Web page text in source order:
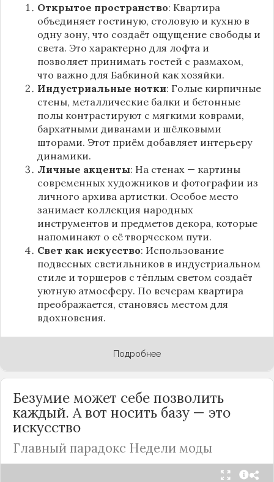
Открытое пространство: Квартира
объединяет гостиную, столовую и кухню в
одну зону, что создаёт ощущение свободы и
света. Это характерно для лофта и
позволяет принимать гостей с размахом,
что важно для Бабкиной как хозяйки.
Индустриальные нотки: Голые кирпичные
стены, металлические балки и бетонные
полы контрастируют с мягкими коврами,
бархатными диванами и шёлковыми
шторами. Этот приём добавляет интерьеру
динамики.
Личные акценты: На стенах — картины
современных художников и фотографии из
личного архива артистки. Особое место
занимает коллекция народных
инструментов и предметов декора, которые
напоминают о её творческом пути.
Свет как искусство: Использование
подвесных светильников в индустриальном
стиле и торшеров с тёплым светом создаёт
уютную атмосферу. По вечерам квартира
преображается, становясь местом для
вдохновения.
Подробнее
Безумие может себе позволить
каждый. А вот носить базу — это
искусство
Главный парадокс Недели моды